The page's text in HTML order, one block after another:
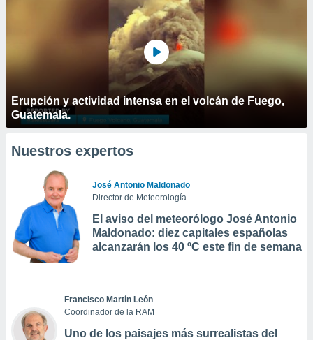
Erupción y actividad intensa en el volcán de Fuego,
Guatemala.
Nuestros expertos
José Antonio Maldonado
Director de Meteorología
El aviso del meteorólogo José Antonio
Maldonado: diez capitales españolas
alcanzarán los 40 ºC este fin de semana
Francisco Martín León
Coordinador de la RAM
Uno de los paisajes más surrealistas del